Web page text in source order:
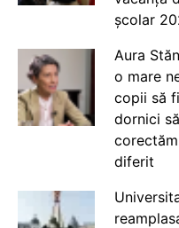
școlar
Aura
o mare
copii să
dornici
diferit